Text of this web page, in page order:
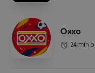
Oxxo
24 min